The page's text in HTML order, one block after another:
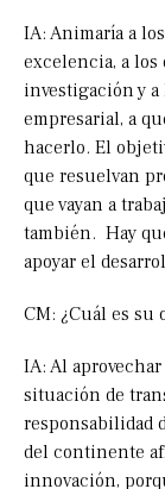
IA: Animaría a
excelencia, a
investigación y
empresarial, a
hacerlo. El
que resuelvan
que vayan a
también. Hay
apoyar el
CM: ¿Cuál es
IA: Al
situación de
responsabilidad
del continente
innovación,